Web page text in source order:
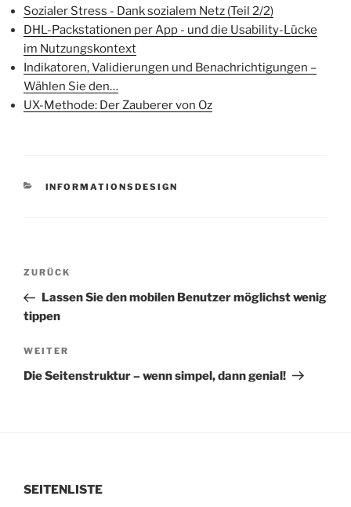
Sozialer Stress - Dank sozialem Netz (Teil 2/2)
DHL-Packstationen per App - und die Usability-Lücke
im Nutzungskontext
Indikatoren, Validierungen und Benachrichtigungen –
Wählen Sie den…
UX-Methode: Der Zauberer von Oz
KATEGORIEN
INFORMATIONSDESIGN
Beitragsnavigation
Vorheriger
Beitrag
ZURÜCK
Lassen Sie den mobilen Benutzer möglichst wenig
tippen
Nächster
Beitrag
WEITER
Die Seitenstruktur – wenn simpel, dann genial!
SEITENLISTE